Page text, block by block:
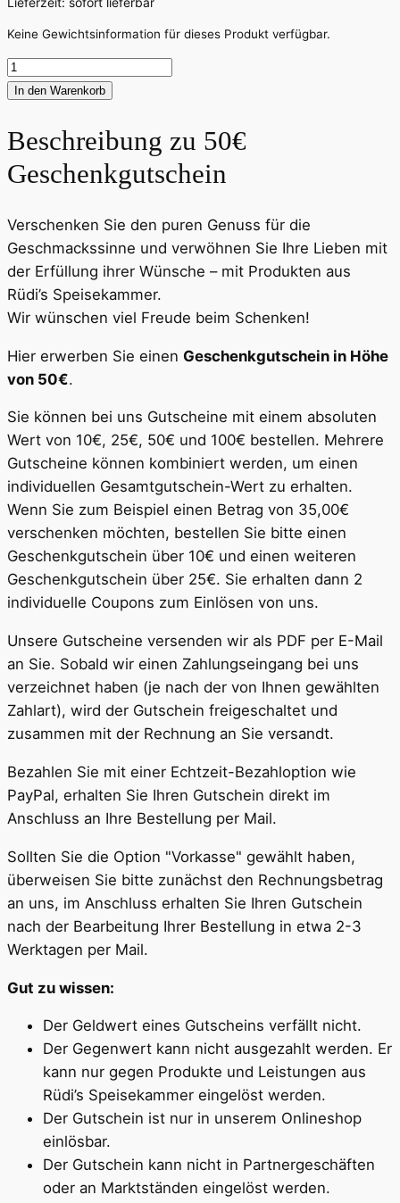
Keine Gewichtsinformation für dieses Produkt verfügbar.
50€
Geschenkgutschein
In den Warenkorb
Beschreibung zu 50€
Geschenkgutschein
Verschenken Sie den puren Genuss für die
Geschmackssinne und verwöhnen Sie Ihre Lieben mit
der Erfüllung ihrer Wünsche – mit Produkten aus
Rüdi’s Speisekammer.
Wir wünschen viel Freude beim Schenken!
Hier erwerben Sie einen Geschenkgutschein in Höhe
von 50€.
Sie können bei uns Gutscheine mit einem absoluten
Wert von 10€, 25€, 50€ und 100€ bestellen. Mehrere
Gutscheine können kombiniert werden, um einen
individuellen Gesamtgutschein-Wert zu erhalten.
Wenn Sie zum Beispiel einen Betrag von 35,00€
verschenken möchten, bestellen Sie bitte einen
Geschenkgutschein über 10€ und einen weiteren
Geschenkgutschein über 25€. Sie erhalten dann 2
individuelle Coupons zum Einlösen von uns.
Unsere Gutscheine versenden wir als PDF per E-Mail
an Sie. Sobald wir einen Zahlungseingang bei uns
verzeichnet haben (je nach der von Ihnen gewählten
Zahlart), wird der Gutschein freigeschaltet und
zusammen mit der Rechnung an Sie versandt.
Bezahlen Sie mit einer Echtzeit-Bezahloption wie
PayPal, erhalten Sie Ihren Gutschein direkt im
Anschluss an Ihre Bestellung per Mail.
Sollten Sie die Option "Vorkasse" gewählt haben,
überweisen Sie bitte zunächst den Rechnungsbetrag
an uns, im Anschluss erhalten Sie Ihren Gutschein
nach der Bearbeitung Ihrer Bestellung in etwa 2-3
Werktagen per Mail.
Gut zu wissen:
Der Geldwert eines Gutscheins verfällt nicht.
Der Gegenwert kann nicht ausgezahlt werden. Er
kann nur gegen Produkte und Leistungen aus
Rüdi’s Speisekammer eingelöst werden.
Der Gutschein ist nur in unserem Onlineshop
einlösbar.
Der Gutschein kann nicht in Partnergeschäften
oder an Marktständen eingelöst werden.